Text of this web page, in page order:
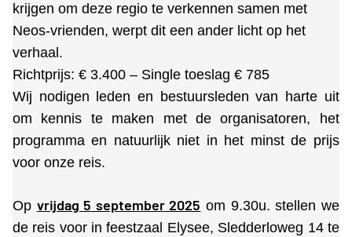
krijgen om deze regio te verkennen samen met
Neos-vrienden, werpt dit een ander licht op het
verhaal.
Richtprijs: € 3.400 – Single toeslag € 785
Wij nodigen leden en bestuursleden van harte uit
om kennis te maken met de organisatoren,
het
programma en natuurlijk niet in het minst de prijs
voor onze reis.
Op vrijdag 5 september 2025 om 9.30u. stellen we
de reis voor infeestzaal Elysee, Sledderloweg 14 te